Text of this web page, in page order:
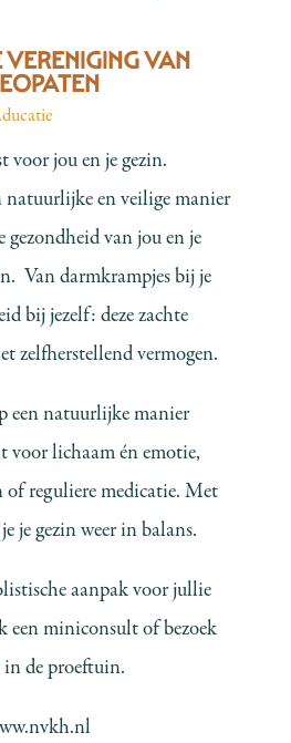
VERENIGING VAN
voor jou en je gezin.
natuurlijke en veilige manier
van jou en je
Van darmkrampjes bij je
bij jezelf: deze zachte
zelfherstellend vermogen.
een natuurlijke manier
voor lichaam én emotie,
reguliere medicatie. Met
je gezin weer in balans.
aanpak voor jullie
een miniconsult of bezoek
de proeftuin.